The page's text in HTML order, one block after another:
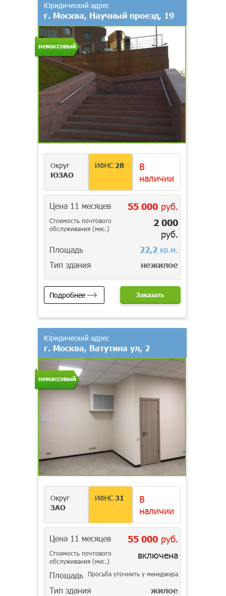
немассовый
Юридический адрес
г. Москва, Научный проезд, 19
Округ
ЮЗАО
ИФНС 28
В
наличии
Цена 11 месяцев 55 000руб.
Стоимость почтового
обслуживания (мес.)
2 000
руб.
Площадь 22,2кв.м.
Тип здания
нежилое
Подробнее Заказать
немассовый
Юридический адрес
г. Москва, Ватутина ул, 2
Округ
ЗАО
ИФНС31
В
наличии
Цена 11 месяцев 55 000руб.
Стоимость почтового
обслуживания (мес.)
включена
Площадь Просьба уточнить у менеджера
Тип здания жилое